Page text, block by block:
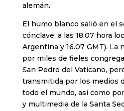
alemán.
El humo blanco salió en el
cónclave, a las 18.07 hora
Argentina y 16.07 GMT). La
por miles de fieles
San Pedro del Vaticano,
transmitida por los medios
todo el mundo, así como
y multimedia de la Santa